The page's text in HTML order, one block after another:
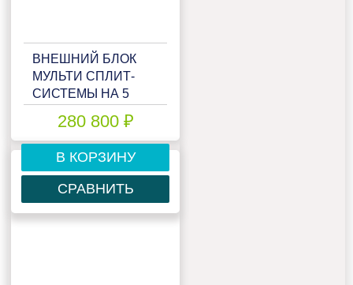
ВНЕШНИЙ БЛОК
МУЛЬТИ СПЛИТ-
СИСТЕМЫ НА 5
FREE MATCH
5U125S2SL1FA
280 800 ₽
В КОРЗИНУ
СРАВНИТЬ